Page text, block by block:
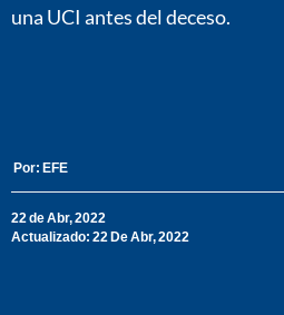
una UCI antes del deceso.
Por: EFE
22 de Abr, 2022
Actualizado: 22 De Abr, 2022